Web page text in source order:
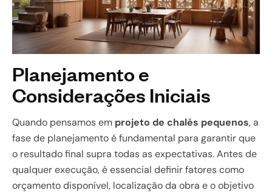
Planejamento e
Considerações Iniciais
Quando pensamos em projeto de chalés pequenos, a
fase de planejamento é fundamental para garantir que
o resultado final supra todas as expectativas. Antes de
qualquer execução, é essencial definir fatores como
orçamento disponível, localização da obra e o objetivo